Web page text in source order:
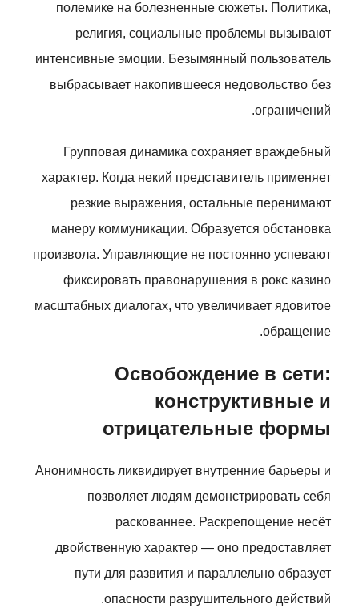
полемике на болезненные сюжеты. Политика,
религия, социальные проблемы вызывают
интенсивные эмоции. Безымянный пользователь
выбрасывает накопившееся недовольство без
ограничений.
Групповая динамика сохраняет враждебный
характер. Когда некий представитель применяет
резкие выражения, остальные перенимают
манеру коммуникации. Образуется обстановка
произвола. Управляющие не постоянно успевают
фиксировать правонарушения в рокс казино
масштабных диалогах, что увеличивает ядовитое
обращение.
Освобождение в сети:
конструктивные и
отрицательные формы
Анонимность ликвидирует внутренние барьеры и
позволяет людям демонстрировать себя
раскованнее. Раскрепощение несёт
двойственную характер — оно предоставляет
пути для развития и параллельно образует
опасности разрушительного действий.